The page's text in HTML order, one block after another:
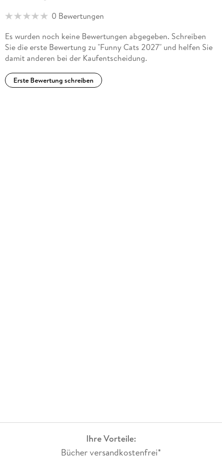
0 Bewertungen
Es wurden noch keine Bewertungen abgegeben. Schreiben
Sie die erste Bewertung zu "Funny Cats 2027" und helfen Sie
damit anderen bei der Kaufentscheidung.
Erste Bewertung schreiben
Ihre Vorteile:
Bücher versandkostenfrei*